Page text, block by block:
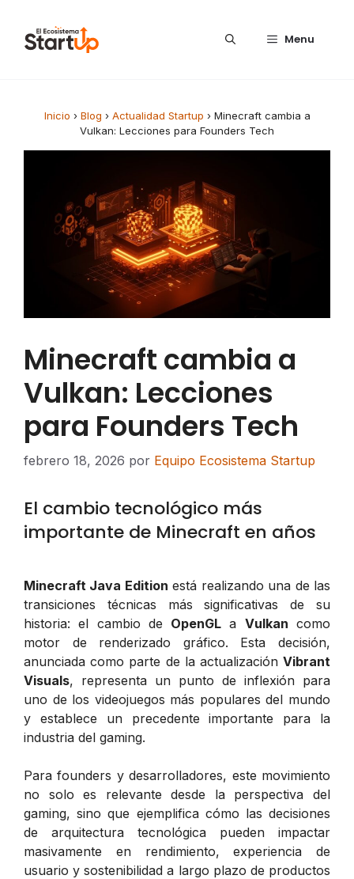
Menu
Inicio › Blog › Actualidad Startup › Minecraft cambia a
Vulkan: Lecciones para Founders Tech
Minecraft cambia a
Vulkan: Lecciones
para Founders Tech
febrero 18, 2026 por Equipo Ecosistema Startup
El cambio tecnológico más
importante de Minecraft en años
Minecraft Java Edition está realizando una de las
transiciones técnicas más significativas de su
historia: el cambio de OpenGL a Vulkan como
motor de renderizado gráfico. Esta decisión,
anunciada como parte de la actualización Vibrant
Visuals, representa un punto de inflexión para
uno de los videojuegos más populares del mundo
y establece un precedente importante para la
industria del gaming.
Para founders y desarrolladores, este movimiento
no solo es relevante desde la perspectiva del
gaming, sino que ejemplifica cómo las decisiones
de arquitectura tecnológica pueden impactar
masivamente en rendimiento, experiencia de
usuario y sostenibilidad a largo plazo de productos